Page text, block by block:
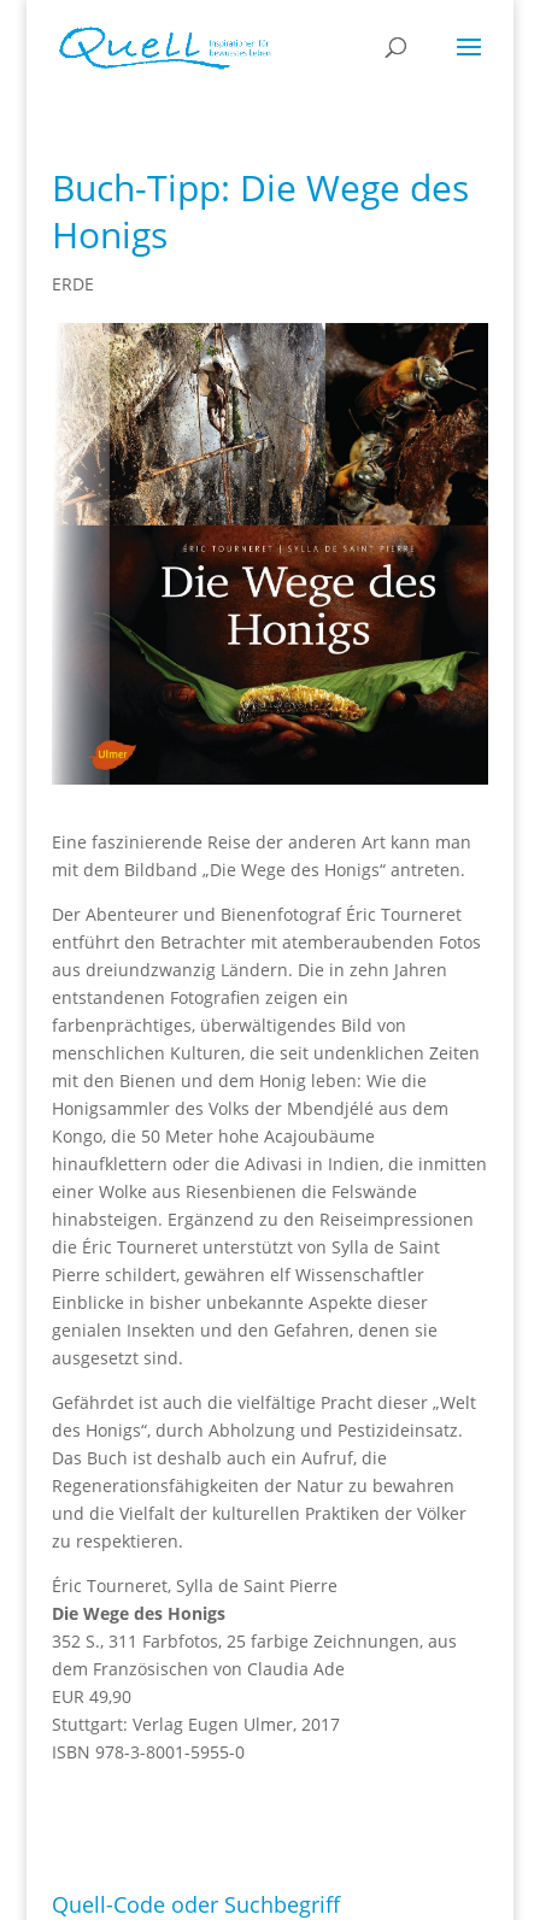
Buch-Tipp: Die Wege des
Honigs
ERDE
Eine faszinierende Reise der anderen Art kann man
mit dem Bildband „Die Wege des Honigs“ antreten.
Der Abenteurer und Bienenfotograf Éric Tourneret
entführt den Betrachter mit atemberaubenden Fotos
aus dreiundzwanzig Ländern. Die in zehn Jahren
entstandenen Fotografien zeigen ein
farbenprächtiges, überwältigendes Bild von
menschlichen Kulturen, die seit undenklichen Zeiten
mit den Bienen und dem Honig leben: Wie die
Honigsammler des Volks der Mbendjélé aus dem
Kongo, die 50 Meter hohe Acajoubäume
hinaufklettern oder die Adivasi in Indien, die inmitten
einer Wolke aus Riesenbienen die Felswände
hinabsteigen. Ergänzend zu den Reiseimpressionen
die Éric Tourneret unterstützt von Sylla de Saint
Pierre schildert, gewähren elf Wissenschaftler
Einblicke in bisher unbekannte Aspekte dieser
genialen Insekten und den Gefahren, denen sie
ausgesetzt sind.
Gefährdet ist auch die vielfältige Pracht dieser „Welt
des Honigs“, durch Abholzung und Pestizideinsatz.
Das Buch ist deshalb auch ein Aufruf, die
Regenerationsfähigkeiten der Natur zu bewahren
und die Vielfalt der kulturellen Praktiken der Völker
zu respektieren.
Éric Tourneret, Sylla de Saint Pierre
Die Wege des Honigs
352 S., 311 Farbfotos, 25 farbige Zeichnungen, aus
dem Französischen von Claudia Ade
EUR 49,90
Stuttgart: Verlag Eugen Ulmer, 2017
ISBN 978-3-8001-5955-0
Quell-Code oder Suchbegriff